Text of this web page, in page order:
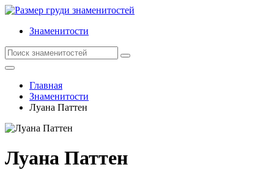
Знаменитости
Главная
Знаменитости
Луана Паттен
Луана Паттен